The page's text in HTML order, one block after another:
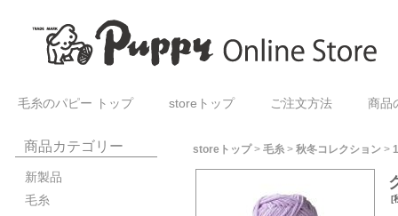
毛糸のパピー トップ storeトップ ご注文方法 商品
商品カテゴリー
新製品
毛糸
storeトップ> 毛糸 > 秋冬コレクション >
[